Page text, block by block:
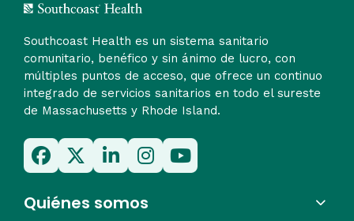
Southcoast Health es un sistema sanitario
comunitario, benéfico y sin ánimo de lucro, con
múltiples puntos de acceso, que ofrece un continuo
integrado de servicios sanitarios en todo el sureste
de Massachusetts y Rhode Island.
Quiénes somos